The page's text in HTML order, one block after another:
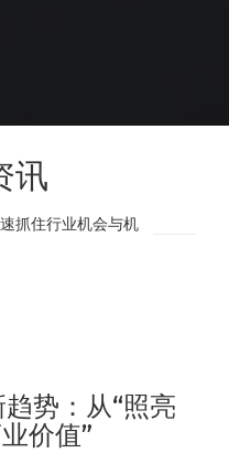
讯
抓住行业机会与机
势：从“照亮
价值”